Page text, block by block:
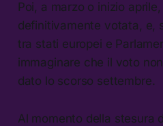
Poi, a marzo o inizio
definitivamente votata, e,
tra stati europei e
immaginare che il voto
dato lo scorso settembre.
Al momento della stesura